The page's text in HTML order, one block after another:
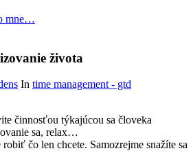
mne…
života
In time management - gtd
činnosťou týkajúcou sa človeka
sa, relax…
čo len chcete. Samozrejme snažíte sa